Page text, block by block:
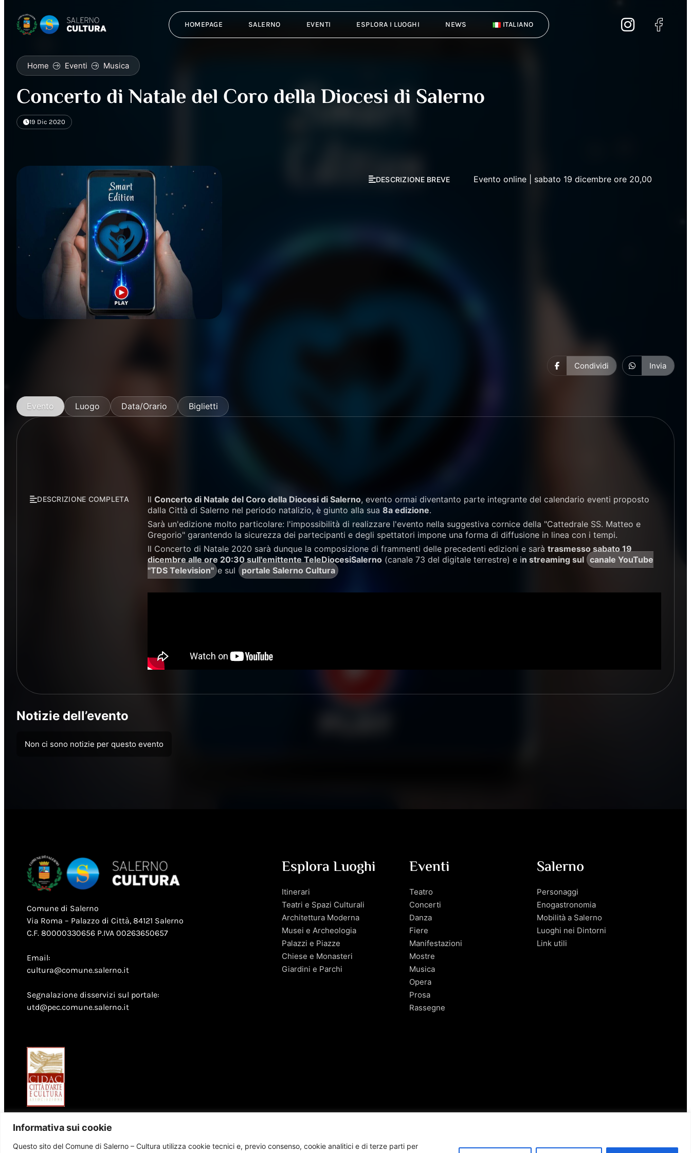
Informativa sui cookie
Questo sito del Comune di Salerno – Cultura utilizza cookie tecnici e, previo consenso, cookie analitici e di terze parti per
HOMEPAGE SALERNO EVENTI ESPLORA I LUOGHI NEWS ITALIANO
Home Eventi Musica
Concerto di Natale del Coro della Diocesi di Salerno
19 Dic 2020
DESCRIZIONE BREVE Evento online | sabato 19 dicembre ore 20,00
Condividi Invia
Evento Luogo Data/Orario Biglietti
DESCRIZIONE COMPLETA Il Concerto di Natale del Coro della Diocesi di Salerno, evento ormai diventanto parte integrante del calendario eventi proposto
dalla Città di Salerno nel periodo natalizio, è giunto alla sua 8a edizione.
Sarà un'edizione molto particolare: l'impossibilità di realizzare l'evento nella suggestiva cornice della "Cattedrale SS. Matteo e
Gregorio" garantendo la sicurezza dei partecipanti e degli spettatori impone una forma di diffusione in linea con i tempi.
Il Concerto di Natale 2020 sarà dunque la composizione di frammenti delle precedenti edizioni e sarà trasmesso sabato 19
dicembre alle ore 20:30 sull'emittente TeleDiocesiSalerno(canale 73 del digitale terrestre) e in streaming sul canale YouTube
"TDS Television" e sul portale Salerno Cultura
Notizie dell’evento
Non ci sono notizie per questo evento
Comune di Salerno
Via Roma – Palazzo di Città, 84121 Salerno
C.F. 80000330656 P.IVA 00263650657
Email:
cultura@comune.salerno.it
Segnalazione disservizi sul portale:
utd@pec.comune.salerno.it
Esplora Luoghi
Itinerari
Teatri e Spazi Culturali
Architettura Moderna
Musei e Archeologia
Palazzi e Piazze
Chiese e Monasteri
Giardini e Parchi
Eventi
Teatro
Concerti
Danza
Fiere
Manifestazioni
Mostre
Musica
Opera
Prosa
Rassegne
Salerno
Personaggi
Enogastronomia
Mobilità a Salerno
Luoghi nei Dintorni
Link utili